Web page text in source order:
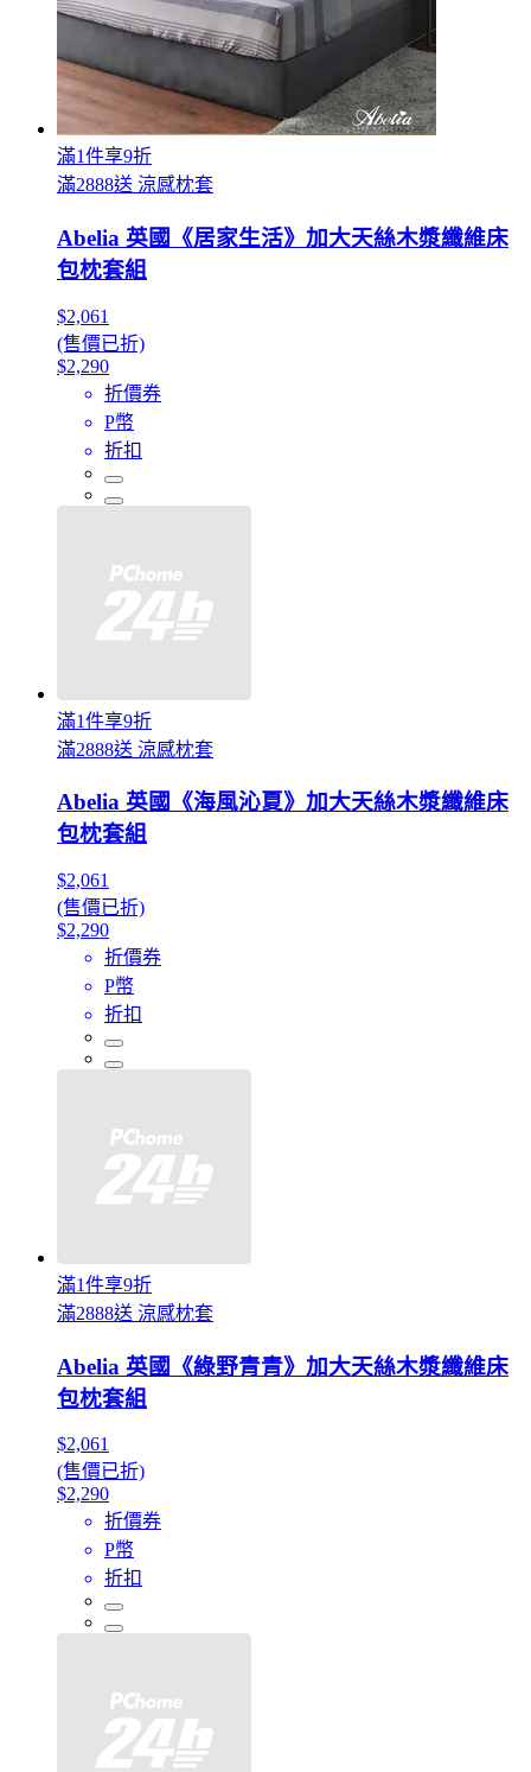
滿1件享9折
滿2888送 涼感枕套
Abelia 英國《居家生活》加大天絲木漿纖維床
包枕套組
$2,061
(售價已折)
$2,290
折價券
P幣
折扣
滿1件享9折
滿2888送 涼感枕套
Abelia 英國《海風沁夏》加大天絲木漿纖維床
包枕套組
$2,061
(售價已折)
$2,290
折價券
P幣
折扣
滿1件享9折
滿2888送 涼感枕套
Abelia 英國《綠野青青》加大天絲木漿纖維床
包枕套組
$2,061
(售價已折)
$2,290
折價券
P幣
折扣